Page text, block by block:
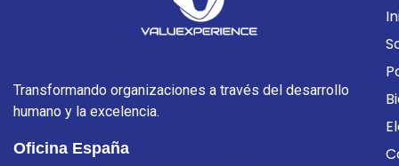
Transformando organizaciones a través del desarrollo
humano y la excelencia.
Oficina España